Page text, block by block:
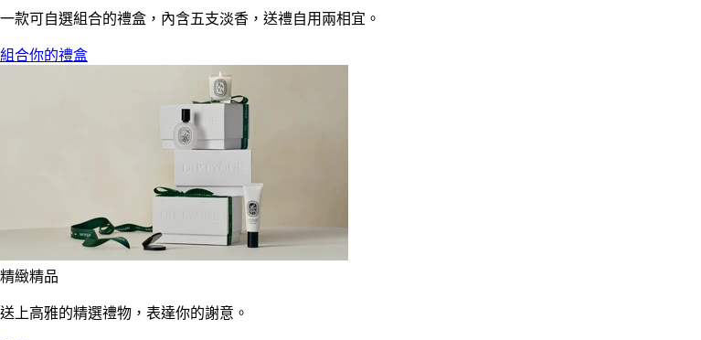
一款可自選組合的禮盒，內含五支淡香，送禮自用兩相宜。
組合你的禮盒
精緻精品
送上高雅的精選禮物，表達你的謝意。